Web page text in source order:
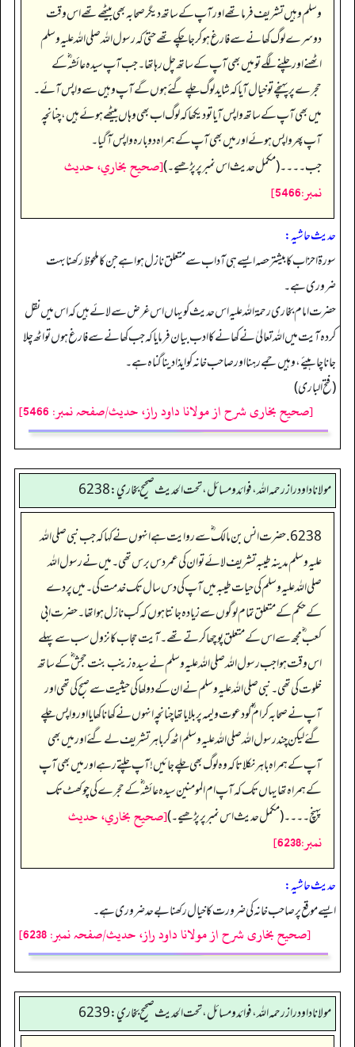
وسلم وہیں تشریف فرما تھے اور آپ کے ساتھ دیگر صحابہ بھی بیٹھے تھے اس وقت
دوسرے لوگ کھانے سے فارغ ہو کر جا چکے تھے حتیٰ کہ رسول اللہ صلی اللہ علیہ وسلم
اٹھنے اور چلنے لگے تو میں بھی آپ کے ساتھ چل رہا تھا۔ جب آپ سیدہ عائشہ‬ ؓ ک‬ے
حجرے پر پہنچے تو خیال آیا کہ شاید لوگ چلے گئے ہوں گے آپ وہیں سے واپس آئے۔
میں بھی آپ کے ساتھ واپس آیا تو دیکھا کہ لوگ اب بھی وہاں بیٹھے ہوئے ہیں، چنانچہ
آپ پھر واپس ہوئے اور میں بھی آپ کے ہمراہ دوبارہ واپس آ گیا۔
جب۔۔۔۔ (مکمل حدیث اس نمبر پر پڑھیے۔)[صحيح بخاري، حديث
نمبر:5466]
حدیث حاشیہ:
سورۃ احزاب کا بیشتر حصہ ایسے ہی آداب سے متعلق نازل ہوا ہے جن کا ملحوظ رکھنا بہت
ضروری ہے۔
حضرت امام بخاری رحمۃ اللہ علیہ اس حدیث کو یہاں اس غرض سے لائے ہیں کہ اس میں نقل
کردہ آیت میں اللہ تعالیٰ نے کھانے کا ادب بیان فرمایا کہ جب کھانے سے فارغ ہوں تو اٹھ چلا
جانا چاہیئے، وہیں جمے رہنا اور صاحب خانہ کو ایذا دینا گناہ ہے۔
(فتح الباری)
[صحیح بخاری شرح از مولانا داود راز، حدیث/صفحہ نمبر: 5466]
مولانا داود راز رحمه الله، فوائد و مسائل، تحت الحديث صحيح بخاري: 6238
6238. حضرت انس بن مالک ؓ سے روایت ہے انہوں نے کہا کہ جب نبی صلی اللہ
علیہ وسلم مدینہ طیبہ تشریف لائے تو ان کی عمر دس برس تھی۔ میں نے رسول اللہ
صلی اللہ علیہ وسلم کی حیات طیبہ میں آپ کی دس سال تک خدمت کی۔ میں پردے
کے حکم کے متعلق تمام لوگوں سے زیادہ جانتا ہوں کہ کب نازل ہوا تھا۔ حضرت ابی
کعب ؓ مجھ سے اس کے متعلق پوچھا کرتے تھے۔ آیت حجاب کا نزول سب سے پہلے
اس وقت ہوا جب رسول اللہ صلی اللہ علیہ وسلم نے سیدہ زینب بنت حجش ؓ کے ساتھ
خلوت کی تھی۔ نبی صلی اللہ علیہ وسلم نے ان کے دولھا کی حیثیت سے صبح کی تھی اور
آپ نے صحابہ کرام ؓ کو دعوت ولیمہ پر بلایا تھا چنانچہ انہوں نے کھانا کھایا اور واپس چلے
گئے لیکن چند رسول اللہ صلی اللہ علیہ وسلم اٹھ کر باہر تشریف لے گئے اور میں بھی
آپ کے ہمراہ باہر نکلا تاکہ وہ لوگ بھی چلے جائیں! آپ چلتے رہے اور میں بھی آپ
کے ہمراہ تھا یہاں تک کہ آپ ام المومنین سیدہ عائشہ‬ ؓ ک‬ے حجرے کی چوکھٹ تک
پہنچ۔۔۔۔ (مکمل حدیث اس نمبر پر پڑھیے۔)[صحيح بخاري، حديث
نمبر:6238]
حدیث حاشیہ:
ایسے موقع پر صاحب خانہ کی ضرورت کا خیال رکھنا بے حد ضروری ہے۔
[صحیح بخاری شرح از مولانا داود راز، حدیث/صفحہ نمبر: 6238]
مولانا داود راز رحمه الله، فوائد و مسائل، تحت الحديث صحيح بخاري: 6239